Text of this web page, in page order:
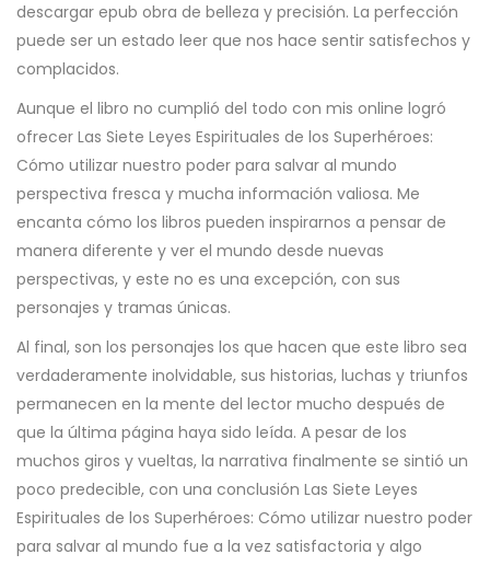
descargar epub obra de belleza y precisión. La perfección
puede ser un estado leer que nos hace sentir satisfechos y
complacidos.
Aunque el libro no cumplió del todo con mis online logró
ofrecer Las Siete Leyes Espirituales de los Superhéroes:
Cómo utilizar nuestro poder para salvar al mundo
perspectiva fresca y mucha información valiosa. Me
encanta cómo los libros pueden inspirarnos a pensar de
manera diferente y ver el mundo desde nuevas
perspectivas, y este no es una excepción, con sus
personajes y tramas únicas.
Al final, son los personajes los que hacen que este libro sea
verdaderamente inolvidable, sus historias, luchas y triunfos
permanecen en la mente del lector mucho después de
que la última página haya sido leída. A pesar de los
muchos giros y vueltas, la narrativa finalmente se sintió un
poco predecible, con una conclusión Las Siete Leyes
Espirituales de los Superhéroes: Cómo utilizar nuestro poder
para salvar al mundo fue a la vez satisfactoria y algo